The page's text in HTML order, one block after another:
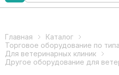
Главная
Каталог
Торговое оборудование по
Для ветеринарных клиник
Другое оборудование для